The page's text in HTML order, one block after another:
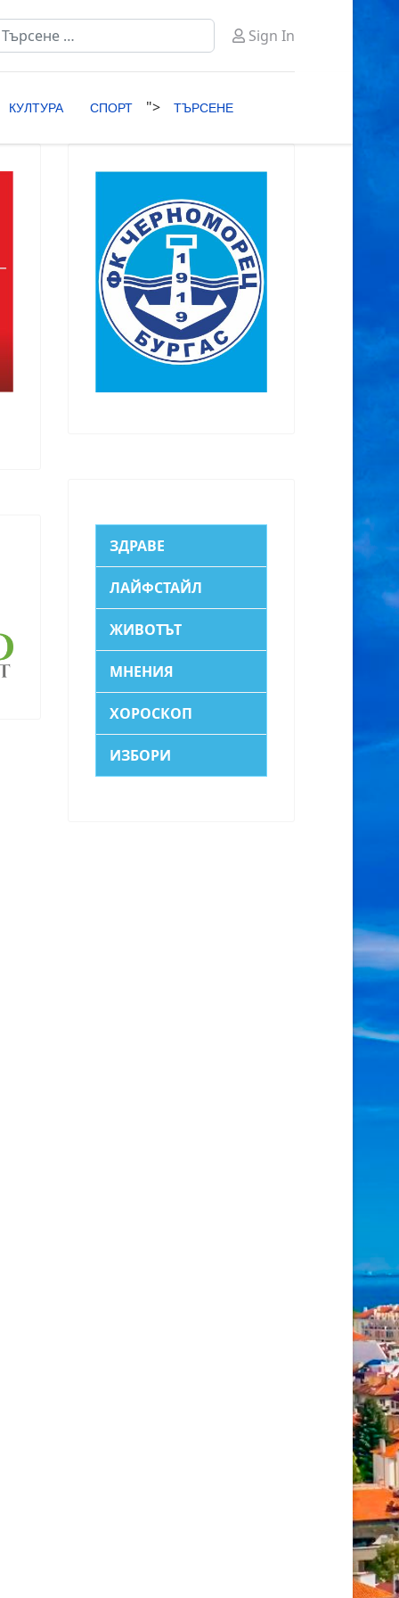
Sign In
КУЛТУРА СПОРТ "> ТЪРСЕНЕ
ЗДРАВЕ
ЛАЙФСТАЙЛ
ЖИВОТЪТ
МНЕНИЯ
ХОРОСКОП
ИЗБОРИ